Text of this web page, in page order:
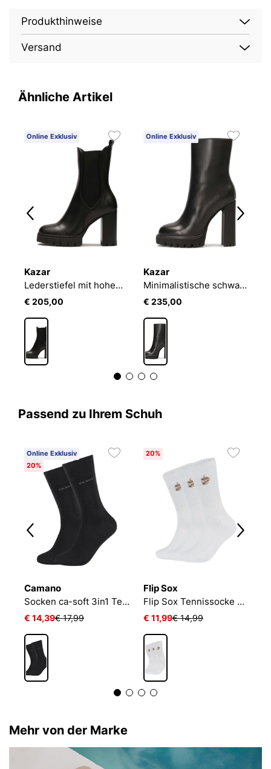
Produkthinweise
Versand
Ähnliche Artikel
Online Exklusiv
Kazar
Lederstiefel mit hohem Schaft
€ 205,00
Online Exklusiv
Kazar
Minimalistische schwarze Stiefel mit hohem Absatz und Plateau
€ 235,00
Passend zu Ihrem Schuh
Online Exklusiv
20%
Camano
Socken ca-soft 3in1 Tencel Wolle Bambus
€ 14,39€ 17,99
20%
Flip Sox
Flip Sox Tennissocke mit Motiv Flip Sox Tennissocke mit Motiv
€ 11,99€ 14,99
Mehr von der Marke